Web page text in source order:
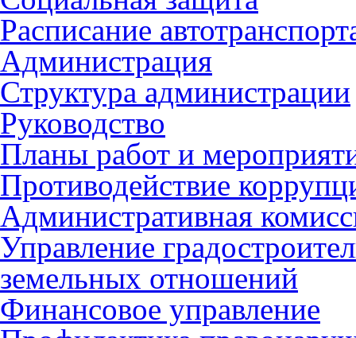
Расписание
Администрация
Структура администрации
Руководство
Планы работ и
Противодействие
Административная
Управление
земельных отношений
Финансовое управление